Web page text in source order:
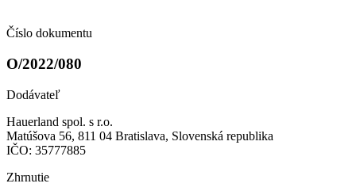
Číslo dokumentu
O/2022/080
Dodávateľ
Hauerland spol. s r.o.
Matúšova 56, 811 04 Bratislava, Slovenská republika
IČO: 35777885
Zhrnutie